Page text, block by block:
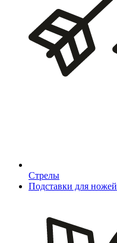
Стрелы
Подставки для ножей